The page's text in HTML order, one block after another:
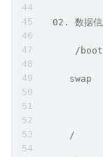
02. 数据信
/
swap
/